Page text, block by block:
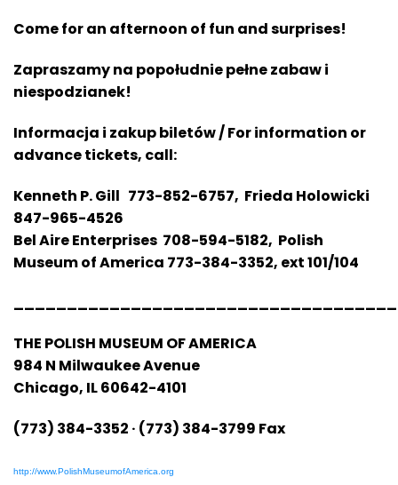
Come for an afternoon of fun and surprises!
Zapraszamy na popołudnie pełne zabaw i
niespodzianek!
Informacja i zakup biletów / For information or
advance tickets, call:
Kenneth P. Gill 773-852-6757, Frieda Holowicki
847-965-4526
Bel Aire Enterprises 708-594-5182, Polish
Museum of America 773-384-3352, ext 101/104
THE POLISH MUSEUM OF AMERICA
984 N Milwaukee Avenue
Chicago, IL 60642-4101
(773) 384-3352 · (773) 384-3799 Fax
http://www.PolishMuseumofAmerica.org